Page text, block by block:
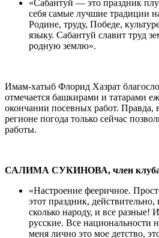
«Сабантуй — это праздник
себя самые лучшие традиции
Родине, труду, Победе,
языку. Сабантуй славит труд
родную землю».
Имам-хатыб Флорид Хазрат
отмечается башкирами и татарами
окончании посевных работ.
регионе погода только сейчас
работы.
САЛИМА СУКИНОВА, член клуба
«Настроение фееричное.
этот праздник,
сколько народу, и все
русские. Все национальности
меня лично это мое детство,